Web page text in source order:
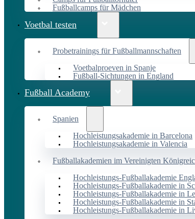
Fußballcamps für Mädchen
Voetbal testen
Probetrainings für Fußballmannschaften
Voetbalproeven in Spanje
Fußball-Sichtungen in England
Fußball Academy
Spanien
Hochleistungsakademie in Barcelona
Hochleistungsakademie in Valencia
Fußballakademien im Vereinigten
Hochleistungs-Fußballakademie
Hochleistungs-Fußballakademie in
Hochleistungs-Fußballakademie in
Hochleistungs-Fußballakademie in
Hochleistungs-Fußballakademie in